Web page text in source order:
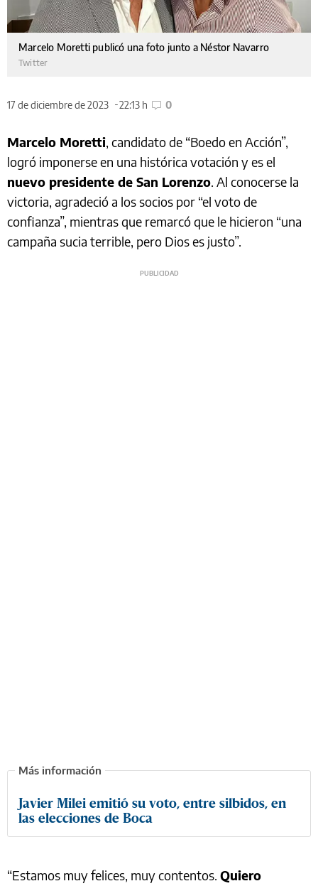
Marcelo Moretti publicó una foto junto a Néstor Navarro
Twitter
17 de diciembre de 2023 22:13 h 0
Marcelo Moretti, candidato de “Boedo en Acción”,
logró imponerse en una histórica votación y es el
nuevo presidente de San Lorenzo. Al conocerse la
victoria, agradeció a los socios por “el voto de
confianza”, mientras que remarcó que le hicieron “una
campaña sucia terrible, pero Dios es justo”.
Javier Milei emitió su voto, entre silbidos, en
las elecciones de Boca
“Estamos muy felices, muy contentos. Quiero